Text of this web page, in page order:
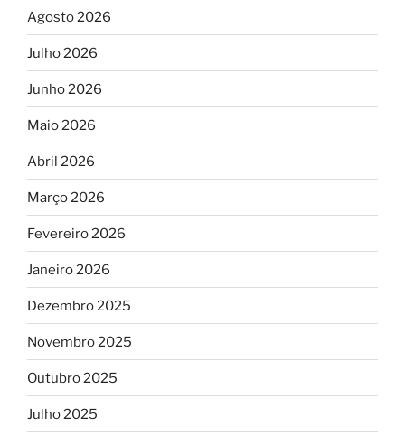
Agosto 2026
Julho 2026
Junho 2026
Maio 2026
Abril 2026
Março 2026
Fevereiro 2026
Janeiro 2026
Dezembro 2025
Novembro 2025
Outubro 2025
Julho 2025